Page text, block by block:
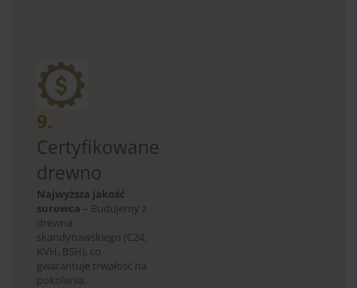
9.
Certyfikowane
drewno
Najwyższa jakość
surowca – Budujemy z
drewna
skandynawskiego (C24,
KVH, BSH), co
gwarantuje trwałość na
pokolenia.